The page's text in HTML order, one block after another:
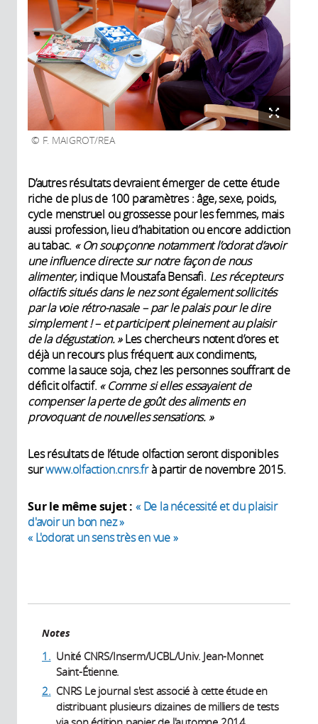
F. MAIGROT/REA
D’autres résultats devraient émerger de cette étude
riche de plus de 100 paramètres : âge, sexe, poids,
cycle menstruel ou grossesse pour les femmes, mais
aussi profession, lieu d’habitation ou encore addiction
au tabac. « On soupçonne notamment l’odorat d’avoir
une influence directe sur notre façon de nous
alimenter,indique Moustafa Bensafi. Les récepteurs
olfactifs situés dans le nez sont également sollicités
par la voie rétro-nasale – par le palais pour le dire
simplement ! – et participent pleinement au plaisir
de la dégustation. »Les chercheurs notent d’ores et
déjà un recours plus fréquent aux condiments,
comme la sauce soja, chez les personnes souffrant de
déficit olfactif. « Comme si elles essayaient de
compenser la perte de goût des aliments en
provoquant de nouvelles sensations. »
Les résultats de l’étude olfaction seront disponibles
surwww.olfaction.cnrs.frà partir de novembre 2015.
Sur le même sujet : « De la nécessité et du plaisir
d'avoir un bon nez »
« L'odorat un sens très en vue»
Notes
1. Unité CNRS/Inserm/UCBL/Univ. Jean-Monnet
Saint-Étienne.
2. CNRS Le journal s'est associé à cette étude en
distribuant plusieurs dizaines de milliers de tests